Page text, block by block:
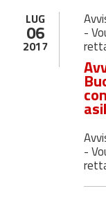
LUG
06
2017
-
-